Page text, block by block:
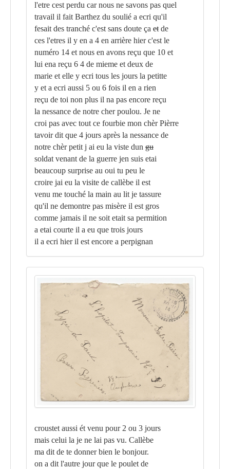
l'etre cest perdu car nous ne savons pas quel
travail il fait Barthez du soulié a ecri qu'il
fesait des tranché c'est sans doute ça et de
ces l'etres il y en a 4 en arrière hier c'est le
numéro 14 et nous en avons reçu que 10 et
lui ena reçu 6 4 de mieme et deux de
marie et elle y ecri tous les jours la petitte
y et a ecri aussi 5 ou 6 fois il en a rien
reçu de toi non plus il na pas encore reçu
la nessance de notre cher poulou. Je ne
croi pas avec tout ce fourbie mon chèr Pièrre
tavoir dit que 4 jours après la nessance de
notre chèr petit j ai eu la viste dun gu
soldat venant de la guerre jen suis etai
beaucoup surprise au oui tu peu le
croire jai eu la visite de callèbe il est
venu me touché la main au lit je tassure
qu'il ne demontre pas misère il est gros
comme jamais il ne soit etait sa permition
a etai courte il a eu que trois jours
il a ecri hier il est encore a perpignan
croustet aussi ét venu pour 2 ou 3 jours
mais celui la je ne lai pas vu. Callèbe
ma dit de te donner bien le bonjour.
on a dit l'autre jour que le poulet de